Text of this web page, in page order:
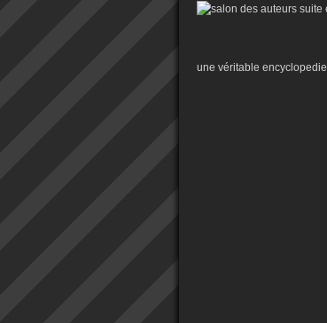
une véritable encyclopedie